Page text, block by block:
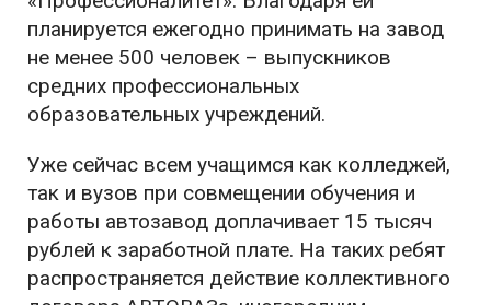
планируется ежегодно принимать на завод
не менее 500 человек – выпускников
средних профессиональных
образовательных учреждений.
Уже сейчас всем учащимся как колледжей,
так и вузов при совмещении обучения и
работы автозавод доплачивает 15 тысяч
рублей к заработной плате. На таких ребят
распространяется действие коллективного